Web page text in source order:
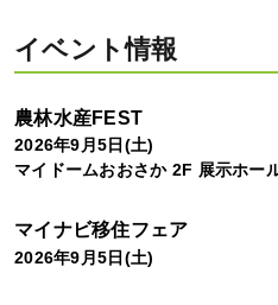
イベント情報
農林水産FEST
2026年9月5日(土)
マイドームおおさか 2F 展示ホー
マイナビ移住フェア
2026年9月5日(土)